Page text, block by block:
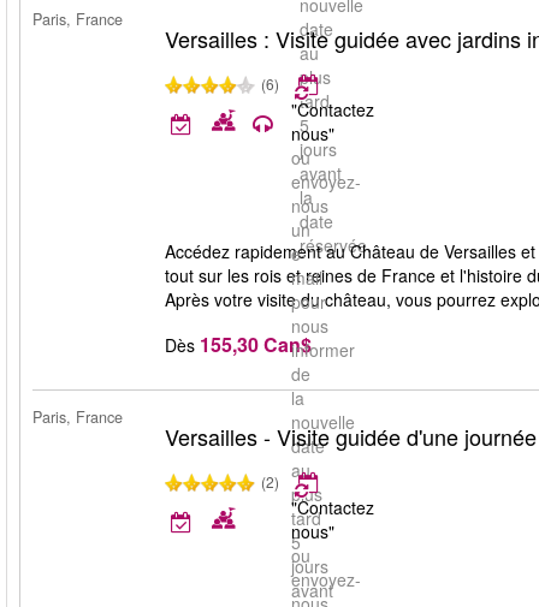
nouvelle
date
au
plus
tard
5
jours
avant
la
date
réservée.
Paris, France
Versailles : Visite guidée avec jardins
(6)
"Contactez
nous"
ou
envoyez-
nous
un
e-
mail
pour
nous
informer
de
la
nouvelle
date
au
plus
tard
5
jours
avant
Accédez rapidement au Château de Versailles
tout sur les rois et reines de France et l'histoire
Après votre visite du château, vous pourrez
Dès 155,30 Can$
Paris, France
Versailles - Visite guidée d'une journée
(2)
"Contactez
nous"
ou
envoyez-